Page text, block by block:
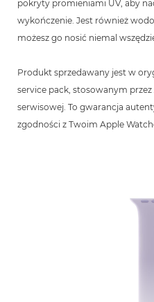
pokryty promieniami UV, aby
wykończenie. Jest również
możesz go nosić niemal
Produkt sprzedawany jest w
service pack, stosowanym
serwisowej. To gwarancja
zgodności z Twoim Apple